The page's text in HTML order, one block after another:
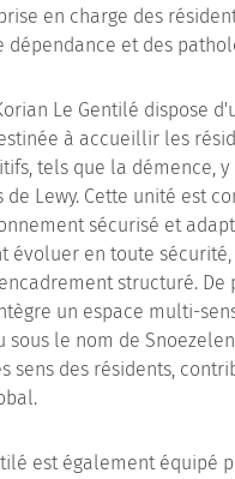
en charge des
dépendance et des
Le Gentilé dispose
à accueillir les
tels que la démence,
Lewy. Cette unité est
sécurisé et
évoluer en toute
structuré. De
un espace multi-
sous le nom de
sens des résidents,
est également équipé